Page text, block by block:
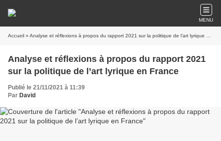
MENU
Accueil » Analyse et réflexions à propos du rapport 2021 sur la politique de l’art lyrique en France
Analyse et réflexions à propos du rapport 2021
sur la politique de l’art lyrique en France
Publié le 21/11/2021 à 11:39
Par David